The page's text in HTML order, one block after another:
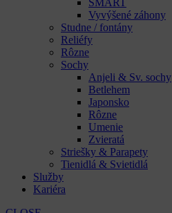
SMART
Vyvýšené záhony
Studne / fontány
Reliéfy
Rôzne
Sochy
Anjeli & Sv. sochy
Betlehem
Japonsko
Rôzne
Umenie
Zvieratá
Striešky & Parapety
Tienidlá & Svietidlá
Služby
Kariéra